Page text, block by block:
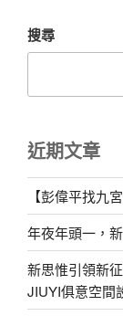
搜尋
近期文章
【彭偉平找九
年夜年頭一，
新思惟引領新
JIUYI俱意空間